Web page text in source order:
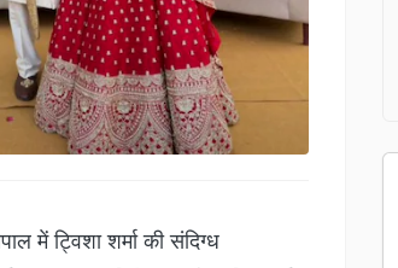
में ट्विशा शर्मा की संदिग्ध